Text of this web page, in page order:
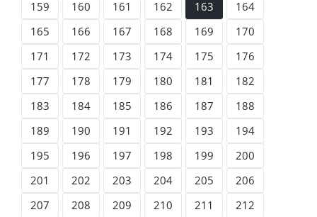
159
160 161 162 163
164
165
166 167 168 169
170
171
172 173 174 175
176
177
178 179 180 181
182
183
184 185 186 187
188
189
190 191 192 193
194
195
196 197 198 199
200
201
202 203 204 205
206
207
208 209 210 211
212